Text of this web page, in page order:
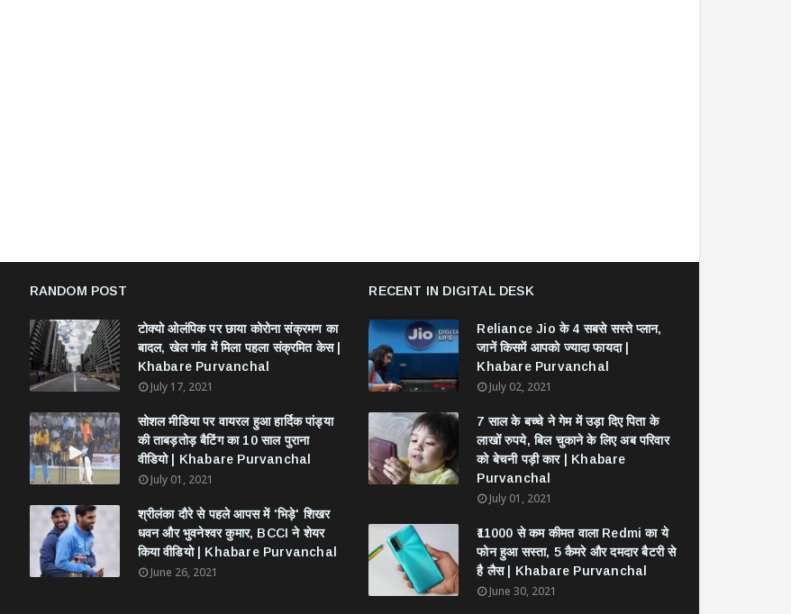
RANDOM POST
टोक्यो ओलंपिक पर छाया कोरोना संक्रमण का
बादल, खेल गांव में मिला पहला संक्रमित केस |
Khabare Purvanchal
July 17, 2021
सोशल मीडिया पर वायरल हुआ हार्दिक पांड्या
की ताबड़तोड़ बैटिंग का 10 साल पुराना
वीडियो | Khabare Purvanchal
July 01, 2021
श्रीलंका दौरे से पहले आपस में 'भिड़े' शिखर
धवन और भुवनेश्वर कुमार, BCCI ने शेयर
किया वीडियो | Khabare Purvanchal
June 26, 2021
RECENT IN DIGITAL DESK
Reliance Jio के 4 सबसे सस्ते प्लान,
जानें किसमें आपको ज्यादा फायदा |
Khabare Purvanchal
July 02, 2021
7 साल के बच्चे ने गेम में उड़ा दिए पिता के
लाखों रुपये, बिल चुकाने के लिए अब परिवार
को बेचनी पड़ी कार | Khabare
Purvanchal
July 01, 2021
₹11000 से कम कीमत वाला Redmi का ये
फोन हुआ सस्ता, 5 कैमरे और दमदार बैटरी से
है लैस | Khabare Purvanchal
June 30, 2021